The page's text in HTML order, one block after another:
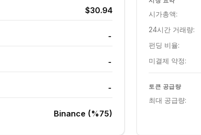
$30.94
-
-
-
Binance (%75)
시가총액:
24시간 거래량:
펀딩 비율:
미결제 약정:
토큰 공급량
최대 공급량: